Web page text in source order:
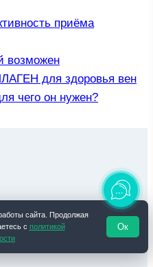
приёма
возможен
для здоровья вен
чего он нужен?
сайта. Продолжая
с политикой
Ок